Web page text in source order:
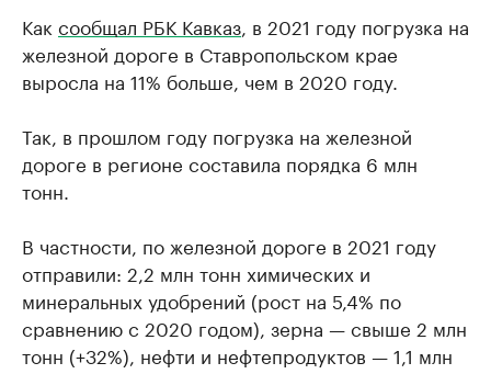
Как сообщал РБК Кавказ , в 2021 году погрузка на
железной дороге в Ставропольском крае
выросла на 11% больше, чем в 2020 году.
Так, в прошлом году погрузка на железной
дороге в регионе составила порядка 6 млн
тонн.
В частности, по железной дороге в 2021 году
отправили: 2,2 млн тонн химических и
минеральных удобрений (рост на 5,4% по
сравнению с 2020 годом), зерна — свыше 2 млн
тонн (+32%), нефти и нефтепродуктов — 1,1 млн